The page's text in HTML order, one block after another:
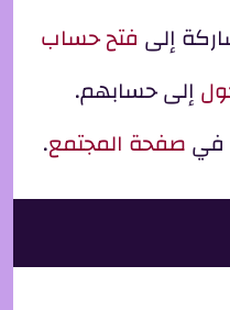
إلى فتح حساب
إلى حسابهم.
فيصفحة المجتمع.